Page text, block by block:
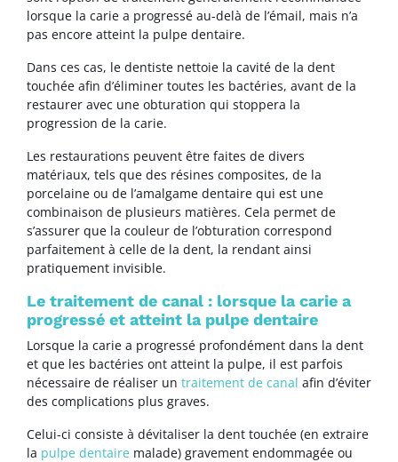
lorsque la carie a progressé au-delà de l’émail, mais n’a
pas encore atteint la pulpe dentaire.
Dans ces cas, le dentiste nettoie la cavité de la dent
touchée afin d’éliminer toutes les bactéries, avant de la
restaurer avec une obturation qui stoppera la
progression de la carie.
Les restaurations peuvent être faites de divers
matériaux, tels que des résines composites, de la
porcelaine ou de l’amalgame dentaire qui est une
combinaison de plusieurs matières. Cela permet de
s’assurer que la couleur de l’obturation correspond
parfaitement à celle de la dent, la rendant ainsi
pratiquement invisible.
Le traitement de canal : lorsque la carie a
progressé et atteint la pulpe dentaire
Lorsque la carie a progressé profondément dans la dent
et que les bactéries ont atteint la pulpe, il est parfois
nécessaire de réaliser un traitement de canal afin d’éviter
des complications plus graves.
Celui-ci consiste à dévitaliser la dent touchée (en extraire
la pulpe dentaire malade) gravement endommagée ou